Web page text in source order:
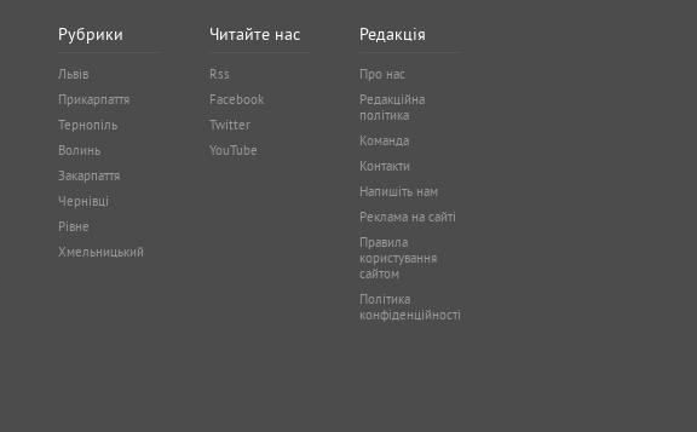
Рубрики
Львів
Прикарпаття
Тернопіль
Волинь
Закарпаття
Чернівці
Рівне
Хмельницький
Читайте нас
Rss
Facebook
Twitter
YouTube
Редакція
Про нас
Редакційна
політика
Команда
Контакти
Напишіть нам
Реклама на сайті
Правила
користування
сайтом
Політика
конфіденційності